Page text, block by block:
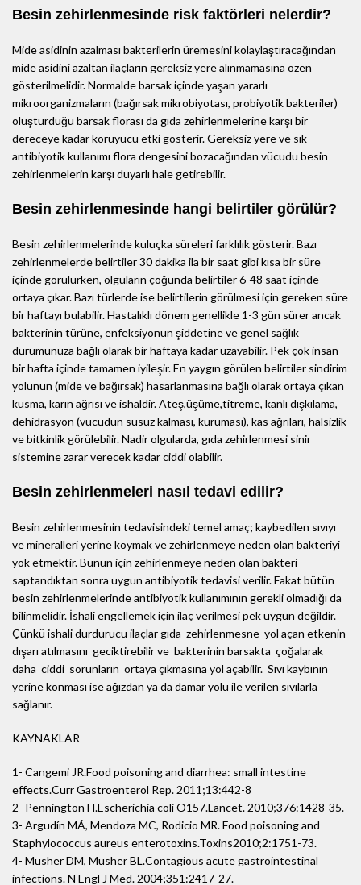
Besin zehirlenmesinde risk faktörleri nelerdir?
Mide asidinin azalması bakterilerin üremesini kolaylaştıracağından
mide asidini azaltan ilaçların gereksiz yere alınmamasına özen
gösterilmelidir. Normalde barsak içinde yaşan yararlı
mikroorganizmaların (bağırsak mikrobiyotası, probiyotik bakteriler)
oluşturduğu barsak florası da gıda zehirlenmelerine karşı bir
dereceye kadar koruyucu etki gösterir. Gereksiz yere ve sık
antibiyotik kullanımı flora dengesini bozacağından vücudu besin
zehirlenmelerin karşı duyarlı hale getirebilir.
Besin zehirlenmesinde hangi belirtiler görülür?
Besin zehirlenmelerinde kuluçka süreleri farklılık gösterir. Bazı
zehirlenmelerde belirtiler 30 dakika ila bir saat gibi kısa bir süre
içinde görülürken, olguların çoğunda belirtiler 6-48 saat içinde
ortaya çıkar. Bazı türlerde ise belirtilerin görülmesi için gereken süre
bir haftayı bulabilir. Hastalıklı dönem genellikle 1-3 gün sürer ancak
bakterinin türüne, enfeksiyonun şiddetine ve genel sağlık
durumunuza bağlı olarak bir haftaya kadar uzayabilir. Pek çok insan
bir hafta içinde tamamen iyileşir. En yaygın görülen belirtiler sindirim
yolunun (mide ve bağırsak) hasarlanmasına bağlı olarak ortaya çıkan
kusma, karın ağrısı ve ishaldir. Ateş,üşüme,titreme, kanlı dışkılama,
dehidrasyon (vücudun susuz kalması, kuruması), kas ağrıları, halsizlik
ve bitkinlik görülebilir. Nadir olgularda, gıda zehirlenmesi sinir
sistemine zarar verecek kadar ciddi olabilir.
Besin zehirlenmeleri nasıl tedavi edilir?
Besin zehirlenmesinin tedavisindeki temel amaç; kaybedilen sıvıyı
ve mineralleri yerine koymak ve zehirlenmeye neden olan bakteriyi
yok etmektir. Bunun için zehirlenmeye neden olan bakteri
saptandıktan sonra uygun antibiyotik tedavisi verilir. Fakat bütün
besin zehirlenmelerinde antibiyotik kullanımının gerekli olmadığı da
bilinmelidir. İshali engellemek için ilaç verilmesi pek uygun değildir.
Çünkü ishali durdurucu ilaçlar gıda zehirlenmesne yol açan etkenin
dışarı atılmasını geciktirebilir ve bakterinin barsakta çoğalarak
daha ciddi sorunların ortaya çıkmasına yol açabilir. Sıvı kaybının
yerine konması ise ağızdan ya da damar yolu ile verilen sıvılarla
sağlanır.
KAYNAKLAR
1- Cangemi JR.Food poisoning and diarrhea: small intestine
effects.Curr Gastroenterol Rep. 2011;13:442-8
2- Pennington H.Escherichia coli O157.Lancet. 2010;376:1428-35.
3- Argudín MÁ, Mendoza MC, Rodicio MR. Food poisoning and
Staphylococcus aureus enterotoxins.Toxins2010;2:1751-73.
4- Musher DM, Musher BL.Contagious acute gastrointestinal
infections. N Engl J Med. 2004;351:2417-27.